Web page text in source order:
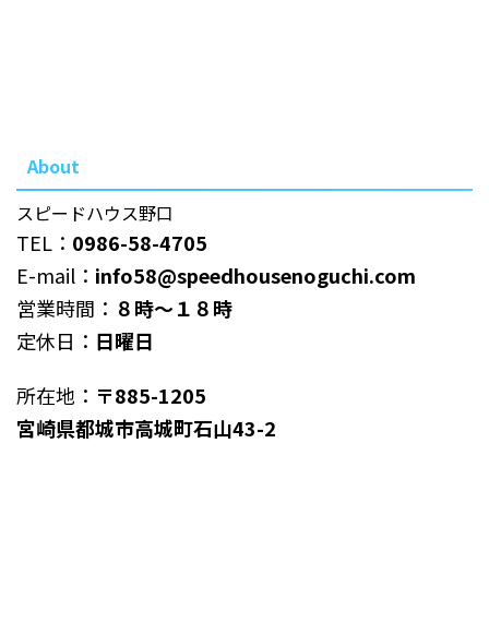
About
スピードハウス野口
TEL： 0986-58-4705
E-mail： info58@speedhousenoguchi.com
営業時間： ８時～１８時
定休日： 日曜日
所在地： 〒885-1205
宮崎県都城市高城町石山43-2